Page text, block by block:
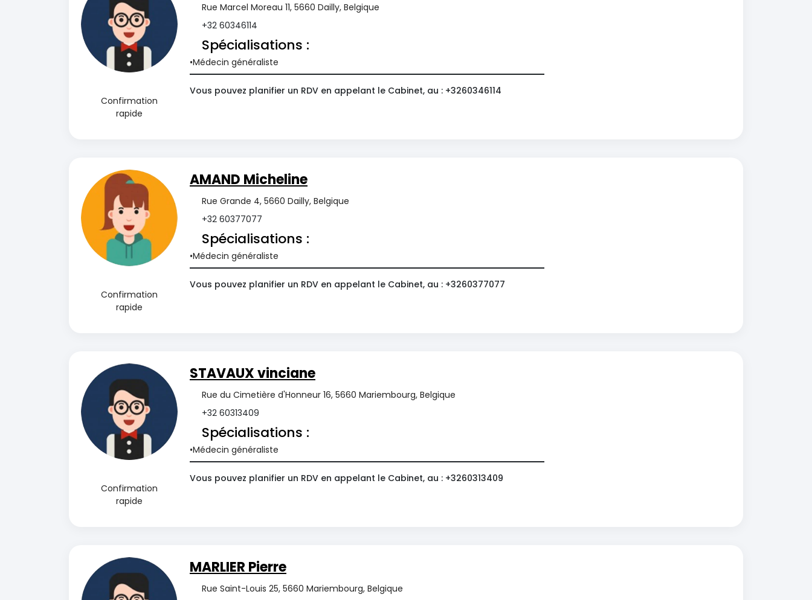
Confirmation
rapide
Rue Marcel Moreau 11, 5660 Dailly, Belgique
+32 60346114
Spécialisations :
Médecin généraliste
Vous pouvez planifier un RDV en appelant le Cabinet, au : +3260346114
Confirmation
rapide
AMAND Micheline
Rue Grande 4, 5660 Dailly, Belgique
+32 60377077
Spécialisations :
Médecin généraliste
Vous pouvez planifier un RDV en appelant le Cabinet, au : +3260377077
Confirmation
rapide
STAVAUX vinciane
Rue du Cimetière d'Honneur 16, 5660 Mariembourg, Belgique
+32 60313409
Spécialisations :
Médecin généraliste
Vous pouvez planifier un RDV en appelant le Cabinet, au : +3260313409
MARLIER Pierre
Rue Saint-Louis 25, 5660 Mariembourg, Belgique